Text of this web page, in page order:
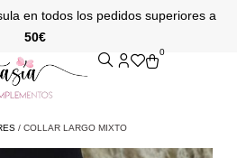
en todos los pedidos superiores a
50€
0
/ COLLAR LARGO MIXTO